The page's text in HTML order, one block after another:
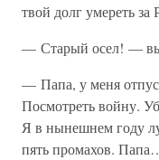
твой долг умереть за
— Старый осел! —
— Папа, у меня
Посмотреть войну.
Я в нынешнем году
пять промахов.